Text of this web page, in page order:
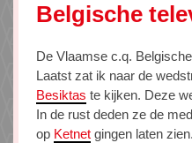
Belgische
De Vlaamse c.q.
Laatst zat ik naar de
Besiktas te kijken. Deze
In de rust deden ze de
op Ketnet gingen laten